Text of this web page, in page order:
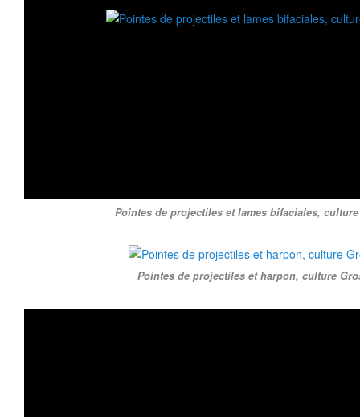
Pointes de projectiles et lames bifaciales,
Pointes de projectiles et harpon, culture